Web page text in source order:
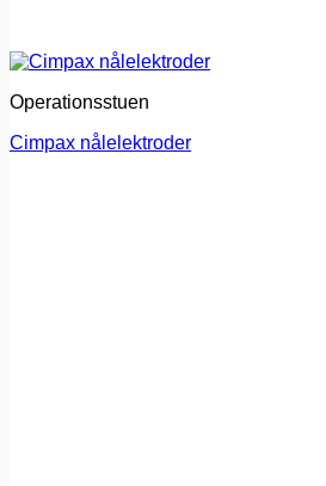
Operationsstuen
Cimpax nålelektroder